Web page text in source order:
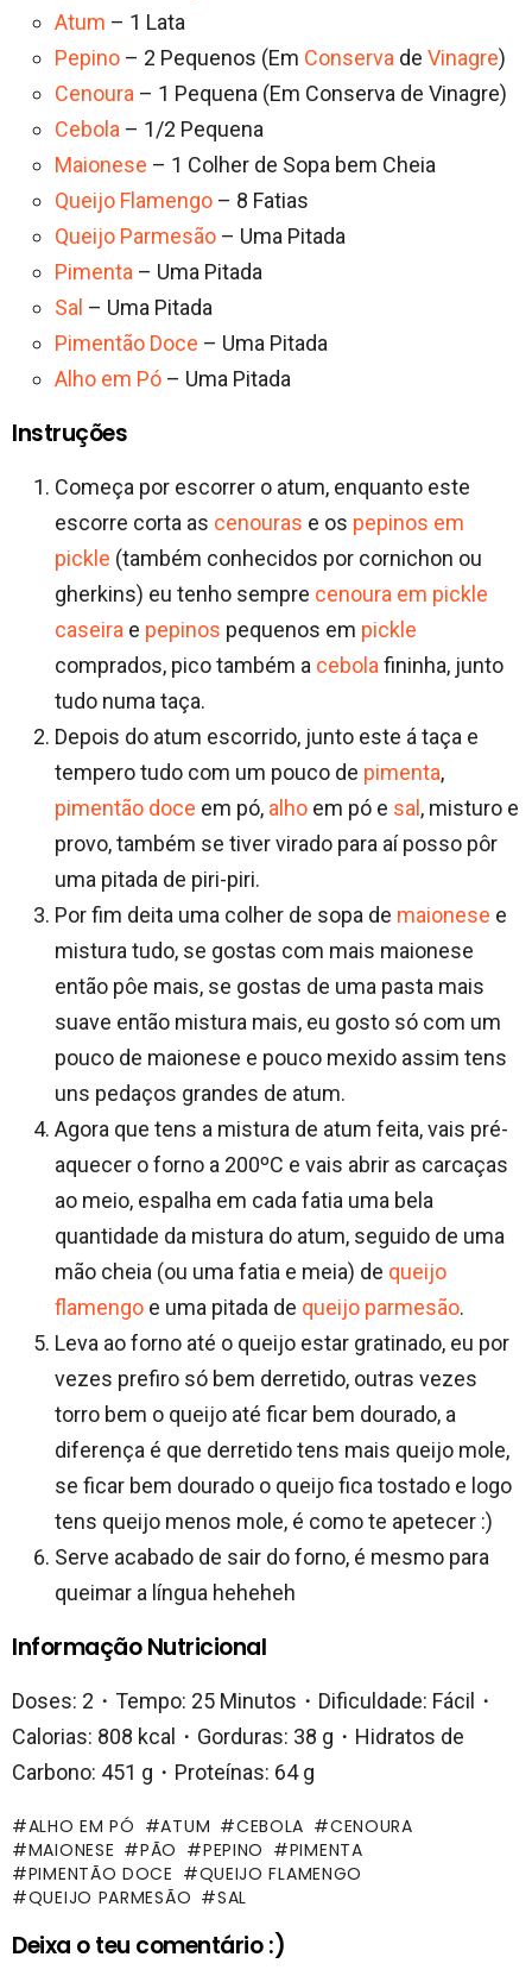
Atum – 1 Lata
Pepino – 2 Pequenos (Em Conserva de Vinagre)
Cenoura – 1 Pequena (Em Conserva de Vinagre)
Cebola – 1/2 Pequena
Maionese – 1 Colher de Sopa bem Cheia
Queijo Flamengo – 8 Fatias
Queijo Parmesão – Uma Pitada
Pimenta – Uma Pitada
Sal – Uma Pitada
Pimentão Doce – Uma Pitada
Alho em Pó – Uma Pitada
Instruções
Começa por escorrer o atum, enquanto este
escorre corta as cenouras e os pepinos em
pickle (também conhecidos por cornichon ou
gherkins) eu tenho sempre cenoura em pickle
caseira e pepinos pequenos em pickle
comprados, pico também a cebola fininha, junto
tudo numa taça.
Depois do atum escorrido, junto este á taça e
tempero tudo com um pouco de pimenta,
pimentão doce em pó, alho em pó e sal, misturo e
provo, também se tiver virado para aí posso pôr
uma pitada de piri-piri.
Por fim deita uma colher de sopa de maionese e
mistura tudo, se gostas com mais maionese
então pôe mais, se gostas de uma pasta mais
suave então mistura mais, eu gosto só com um
pouco de maionese e pouco mexido assim tens
uns pedaços grandes de atum.
Agora que tens a mistura de atum feita, vais pré-
aquecer o forno a 200ºC e vais abrir as carcaças
ao meio, espalha em cada fatia uma bela
quantidade da mistura do atum, seguido de uma
mão cheia (ou uma fatia e meia) de queijo
flamengo e uma pitada de queijo parmesão.
Leva ao forno até o queijo estar gratinado, eu por
vezes prefiro só bem derretido, outras vezes
torro bem o queijo até ficar bem dourado, a
diferença é que derretido tens mais queijo mole,
se ficar bem dourado o queijo fica tostado e logo
tens queijo menos mole, é como te apetecer :)
Serve acabado de sair do forno, é mesmo para
queimar a língua heheheh
Informação Nutricional
Doses: 2・Tempo: 25 Minutos・Dificuldade: Fácil・
Calorias: 808 kcal・Gorduras: 38 g・Hidratos de
Carbono: 451 g・Proteínas: 64 g
ALHO EM PÓ ATUM CEBOLA
CENOURA
MAIONESE
PÃO PEPINO
PIMENTA
PIMENTÃO DOCE
QUEIJO FLAMENGO
QUEIJO PARMESÃO
SAL
Deixa o teu comentário :)